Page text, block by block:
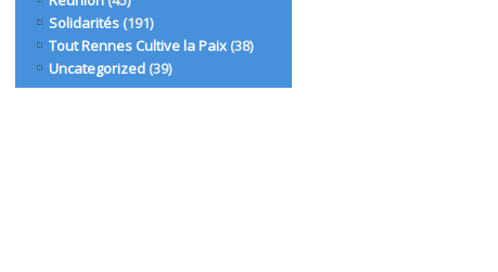
Solidarités (191)
Tout Rennes Cultive la Paix (38)
Uncategorized (39)